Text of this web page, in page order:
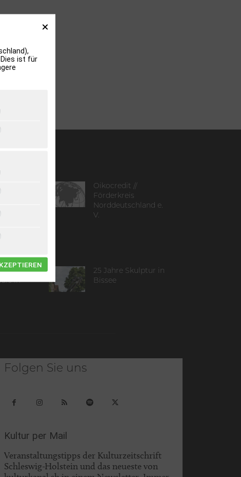
der
Oikocredit //
Förderkreis
Norddeutschland e.
V.
in
25 Jahre Skulptur in
Bissee
Folgen Sie uns
Kultur per Mail
Veranstaltungstipps der Kulturzeitschrift
Schleswig-Holstein und das neueste von
ist für